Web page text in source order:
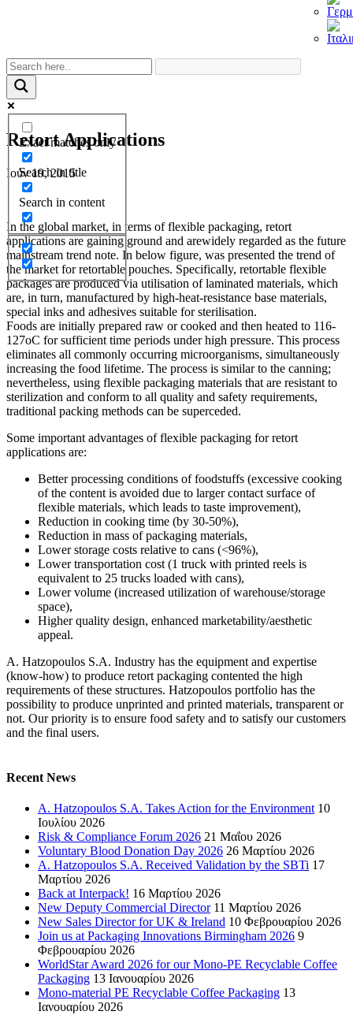
Exact matches only
Search in title
Search in content
Retort Applications
Ιούν 19, 2015
In the global market, in terms of flexible packaging, retort
applications are gaining ground and arewidely regarded as the future
mainstream trend note. In below figure, was presented the trend of
the market for retortable pouches. Specifically, retortable flexible
packages are produced via utilisation of laminated materials, which
are, in turn, manufactured by high-heat-resistance base materials,
special inks and adhesives suitable for sterilisation.
Foods are initially prepared raw or cooked and then heated to 116-
127oC for sufficient time periods under high pressure. This process
eliminates all commonly occurring microorganisms, simultaneously
increasing the food lifetime. The process is similar to the canning;
nevertheless, using flexible packaging materials that are resistant to
sterilization and conform to all quality and safety requirements,
traditional packing methods can be superceded.
Some important advantages of flexible packaging for retort
applications are:
Better processing conditions of foodstuffs (excessive cooking
of the content is avoided due to larger contact surface of
flexible materials, which leads to taste improvement),
Reduction in cooking time (by 30-50%),
Reduction in mass of packaging materials,
Lower storage costs relative to cans (<96%),
Lower transportation cost (1 truck with printed reels is
equivalent to 25 trucks loaded with cans),
Lower volume (increased utilization of warehouse/storage
space),
Higher quality design, enhanced marketability/aesthetic
appeal.
A. Hatzopoulos S.A. Industry has the equipment and expertise
(know-how) to produce retort packaging contented the high
requirements of these structures. Hatzopoulos portfolio has the
possibility to produce unprinted and printed materials, transparent or
not. Our priority is to ensure food safety and to satisfy our customers
and the final users.
Recent News
A. Hatzopoulos S.A. Takes Action for the Environment 10
Ιουλίου 2026
Risk & Compliance Forum 2026 21 Μαΐου 2026
Voluntary Blood Donation Day 2026 26 Μαρτίου 2026
A. Hatzopoulos S.A. Received Validation by the SBTi 17
Μαρτίου 2026
Back at Interpack! 16 Μαρτίου 2026
New Deputy Commercial Director 11 Μαρτίου 2026
New Sales Director for UK & Ireland 10 Φεβρουαρίου 2026
Join us at Packaging Innovations Birmingham 2026 9
Φεβρουαρίου 2026
WorldStar Award 2026 for our Mono-PE Recyclable Coffee
Packaging 13 Ιανουαρίου 2026
Mono-material PE Recyclable Coffee Packaging 13
Ιανουαρίου 2026